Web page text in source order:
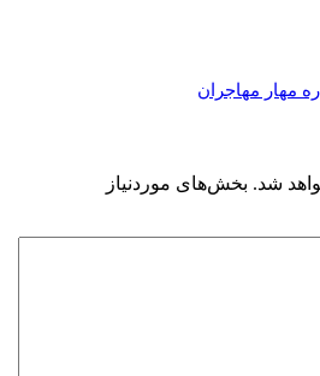
مهار مهاجران
شد. بخش‌های موردنیاز